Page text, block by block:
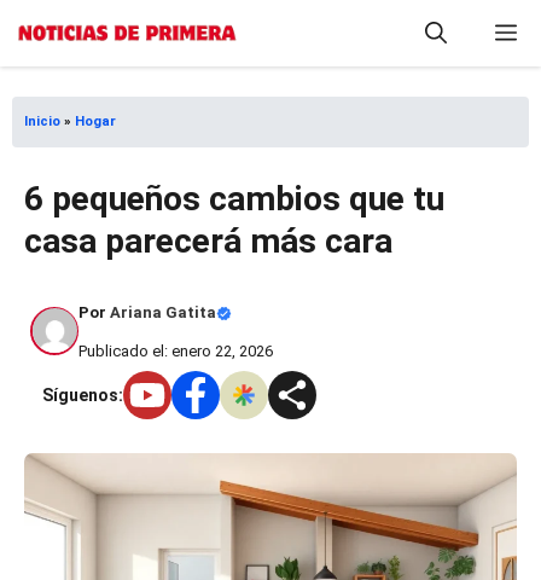
Saltar
contenido
Inicio » Hogar
6 pequeños cambios que tu
casa parecerá más cara
Por Ariana Gatita
Publicado el: enero 22, 2026
Síguenos: